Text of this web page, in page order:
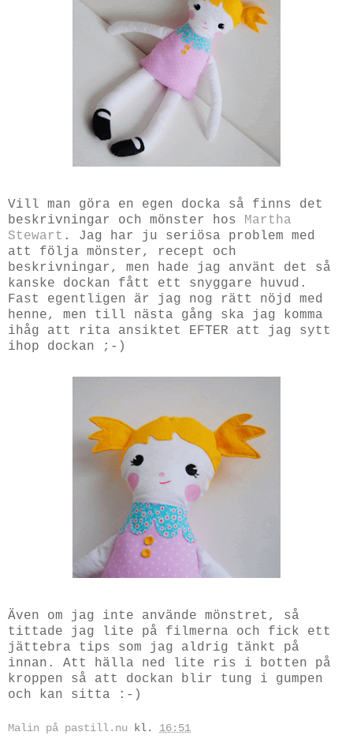
Vill man göra en egen docka så finns det
beskrivningar och mönster hos
Martha
Stewart . Jag har ju seriösa problem med
att följa mönster, recept och
beskrivningar, men hade jag använt det så
kanske dockan fått ett snyggare huvud.
Fast egentligen är jag nog rätt nöjd med
henne, men till nästa gång ska jag komma
ihåg att rita ansiktet EFTER att jag sytt
ihop dockan ;-)
Även om jag inte använde mönstret, så
tittade jag lite på filmerna och fick ett
jättebra tips som jag aldrig tänkt på
innan. Att hälla ned lite ris i botten på
kroppen så att dockan blir tung i gumpen
och kan sitta :-)
Malin på pastill.nu kl. 16:51